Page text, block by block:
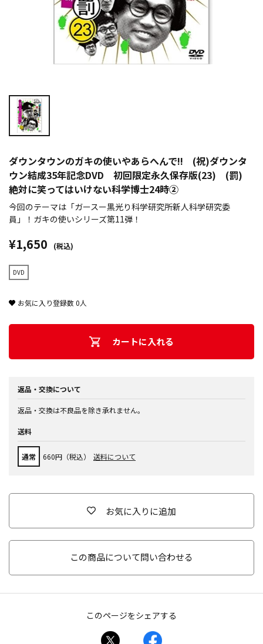
ダウンタウンのガキの使いやあらへんで!! (祝)ダウンタ
ウン結成35年記念DVD 初回限定永久保存版(23) (罰)
絶対に笑ってはいけない科学博士24時②
今回のテーマは「ガースー黒光り科学研究所新人科学研究委
員」！ガキの使いシリーズ第11弾！
¥1,650 (税込)
DVD
お気に入り登録数0人
カートに入れる
返品・交換について
返品・交換は不良品を除き承れません。
送料
通常 660円（税込） 送料について
お気に入りに追加
この商品について問い合わせる
このページをシェアする